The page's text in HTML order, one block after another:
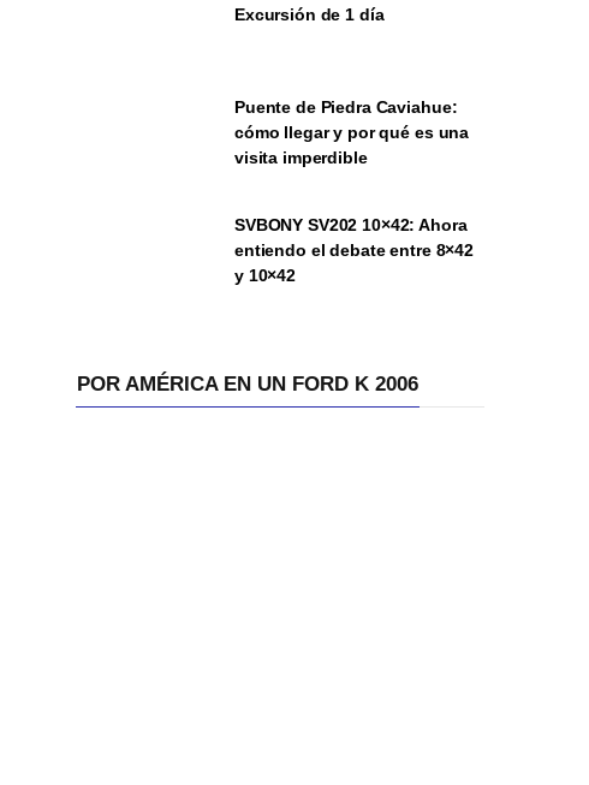
Excursión de 1 día
Puente de Piedra Caviahue:
cómo llegar y por qué es una
visita imperdible
SVBONY SV202 10×42: Ahora
entiendo el debate entre 8×42
y 10×42
POR AMÉRICA EN UN FORD K 2006